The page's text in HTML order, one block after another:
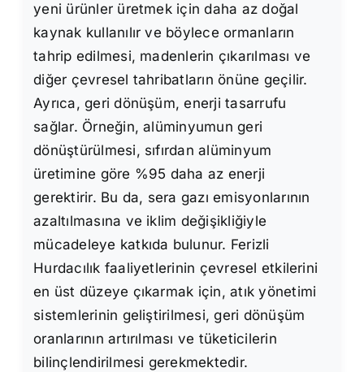
yeni ürünler üretmek için daha az doğal
kaynak kullanılır ve böylece ormanların
tahrip edilmesi, madenlerin çıkarılması ve
diğer çevresel tahribatların önüne geçilir.
Ayrıca, geri dönüşüm, enerji tasarrufu
sağlar. Örneğin, alüminyumun geri
dönüştürülmesi, sıfırdan alüminyum
üretimine göre %95 daha az enerji
gerektirir. Bu da, sera gazı emisyonlarının
azaltılmasına ve iklim değişikliğiyle
mücadeleye katkıda bulunur. Ferizli
Hurdacılık faaliyetlerinin çevresel etkilerini
en üst düzeye çıkarmak için, atık yönetimi
sistemlerinin geliştirilmesi, geri dönüşüm
oranlarının artırılması ve tüketicilerin
bilinçlendirilmesi gerekmektedir.